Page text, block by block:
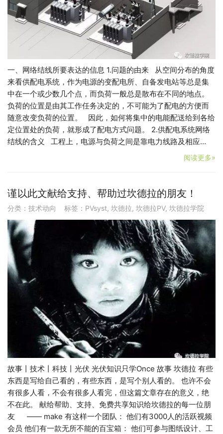
一、网络结线所要表达的信息 1.问题的由来 从空间分布的角度
来看供配电系统，作为电源的变配电所、自备发电站等总是集
中在一个或少数几个点，而负荷一般总是散布在不同的地点。
负荷的位置是由其工作任务决定的，不可能为了配电的方便而
随意改变负荷的位置。 因此，如何将集中的电能配送给到各给
定位置处的负荷，就形成了配电方式问题。 2.供配电系统网络
结线的含义 工程上，电源与负荷之间是靠电力线路及相应…
阅读更多»
谨以此文献给支持、帮助过坎德拉的朋友！
分类： 技术动向 标签： PVsyst, 坎德拉, 坎德拉PV, 坎德拉学院
故事丨技术丨科技丨光伏 光伏知识只学Once 故事 坎德拉 有些
东西是写给自己看的，有些东西，是写个别人看的。 也许不会
有很多人看，不会有很多人看完，但这篇文章存在的意义，绝
不在此。 献给帮助、支持、免费共享知识给坎德拉的每一位朋
友 —— make 有这样一个团队： 他们有3000人的活跃视频
会员 他们有一款无所不能的百宝箱： 他们可参与图纸设计、工